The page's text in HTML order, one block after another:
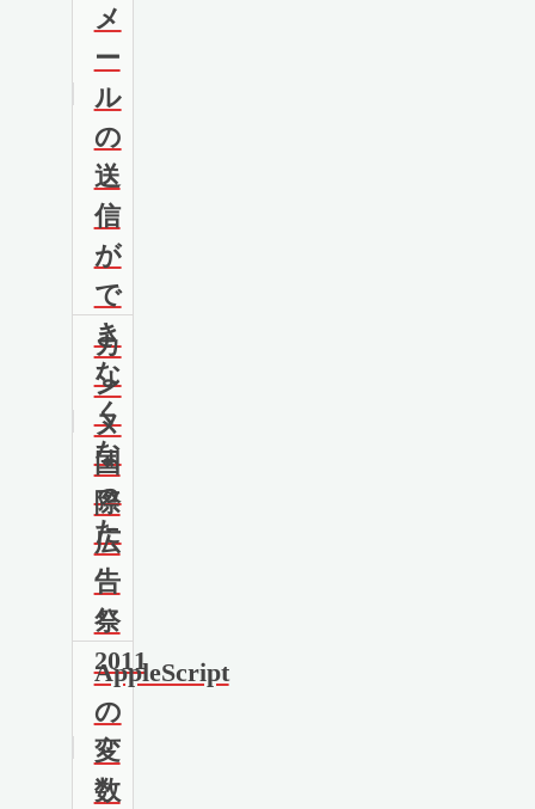
メ
ー
ル
の
送
信
が
で
き
な
く
な
っ
た
カ
ン
ヌ
国
際
広
告
祭
2011
AppleScript
の
変
数